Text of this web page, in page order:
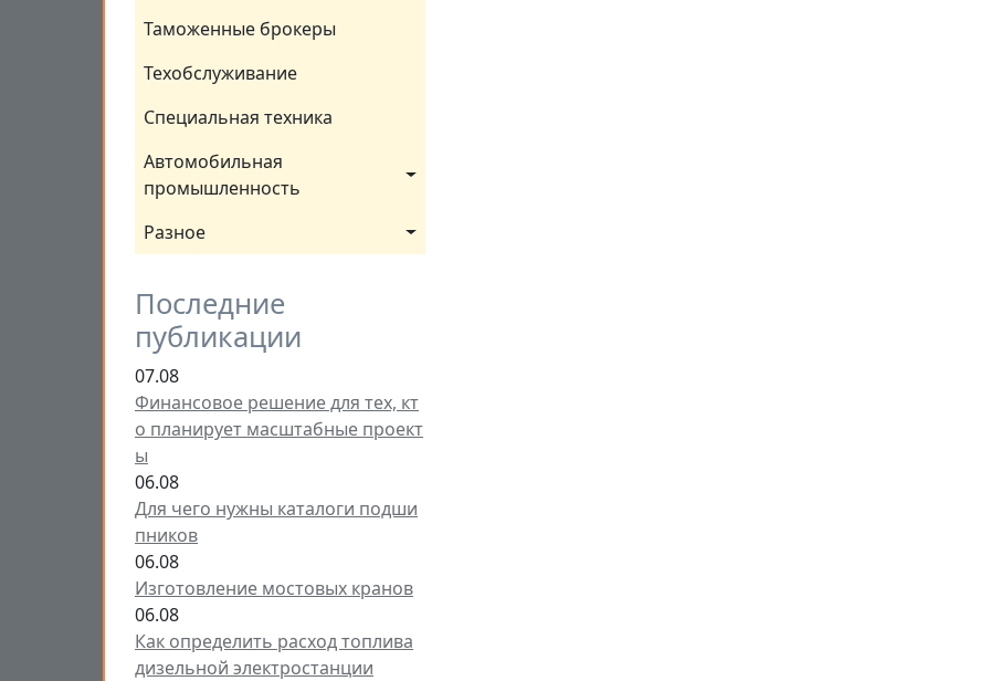
Таможенные брокеры
Техобслуживание
Специальная техника
Автомобильная
промышленность
Разное
Последние
публикации
07.08
Финансовое решение для тех, кт
о планирует масштабные проект
ы
06.08
Для чего нужны каталоги подши
пников
06.08
Изготовление мостовых кранов
06.08
Как определить расход топлива
дизельной электростанции